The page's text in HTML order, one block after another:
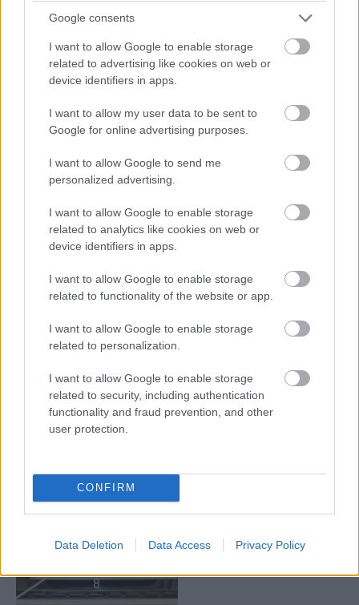
Google consents
I want to allow Google to enable storage
related to advertising like cookies on web or
device identifiers in apps.
I want to allow my user data to be sent to
Google for online advertising purposes.
I want to allow Google to send me
personalized advertising.
I want to allow Google to enable storage
related to analytics like cookies on web or
device identifiers in apps.
I want to allow Google to enable storage
related to functionality of the website or app.
I want to allow Google to enable storage
related to personalization.
I want to allow Google to enable storage
related to security, including authentication
functionality and fraud prevention, and other
user protection.
CONFIRM
Data Deletion Data Access Privacy Policy
8